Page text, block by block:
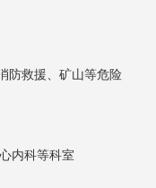
救援、矿山等危险
内科等科室